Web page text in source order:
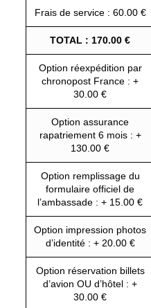
Frais de service : 60.00 €
TOTAL : 170.00 €
Option réexpédition par
chronopost France : +
30.00 €
Option assurance
rapatriement 6 mois : +
130.00 €
Option remplissage du
formulaire officiel de
l’ambassade : + 15.00 €
Option impression photos
d’identité : + 20.00 €
Option réservation billets
d’avion OU d’hôtel : +
30.00 €